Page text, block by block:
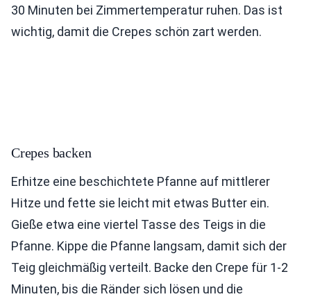
30 Minuten bei Zimmertemperatur ruhen. Das ist
wichtig, damit die Crepes schön zart werden.
Crepes backen
Erhitze eine beschichtete Pfanne auf mittlerer
Hitze und fette sie leicht mit etwas Butter ein.
Gieße etwa eine viertel Tasse des Teigs in die
Pfanne. Kippe die Pfanne langsam, damit sich der
Teig gleichmäßig verteilt. Backe den Crepe für 1-2
Minuten, bis die Ränder sich lösen und die